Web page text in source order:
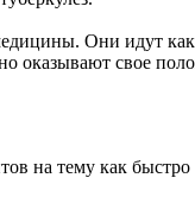
Они идут
оказывают свое
на тему как быстро